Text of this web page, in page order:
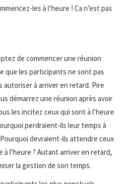
les à l’heure ! Ca n’est pas
de commencer une réunion
que les participants ne sont pas
autoriser à arriver en retard. Pire
démarrez une réunion après avoir
les incitez ceux qui sont à l’heure
perdraient-ils leur temps à
devraient-ils attendre ceux
à l’heure ? Autant arriver en retard,
la gestion de son temps.